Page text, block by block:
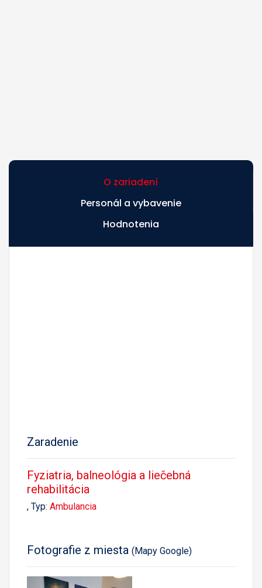
O zariadení
Personál a vybavenie
Hodnotenia
Zaradenie
Fyziatria, balneológia a liečebná
rehabilitácia
, Typ: Ambulancia
Fotografie z miesta (Mapy Google)